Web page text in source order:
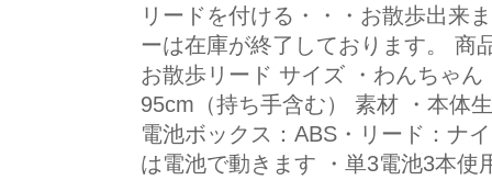
リードを付ける・・・お散歩出来
ーは在庫が終了しております。 商
お散歩リード サイズ ・わんちゃ
95cm（持ち手含む） 素材 ・本体
電池ボックス：ABS・リード：ナ
は電池で動きます ・単3電池3本使